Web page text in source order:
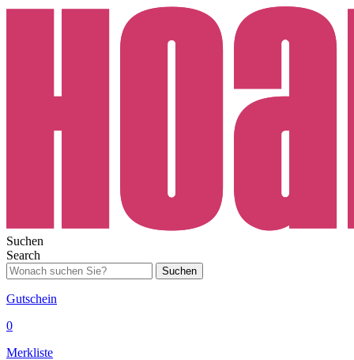
Suchen
Search
Suchen
Gutschein
0
Merkliste